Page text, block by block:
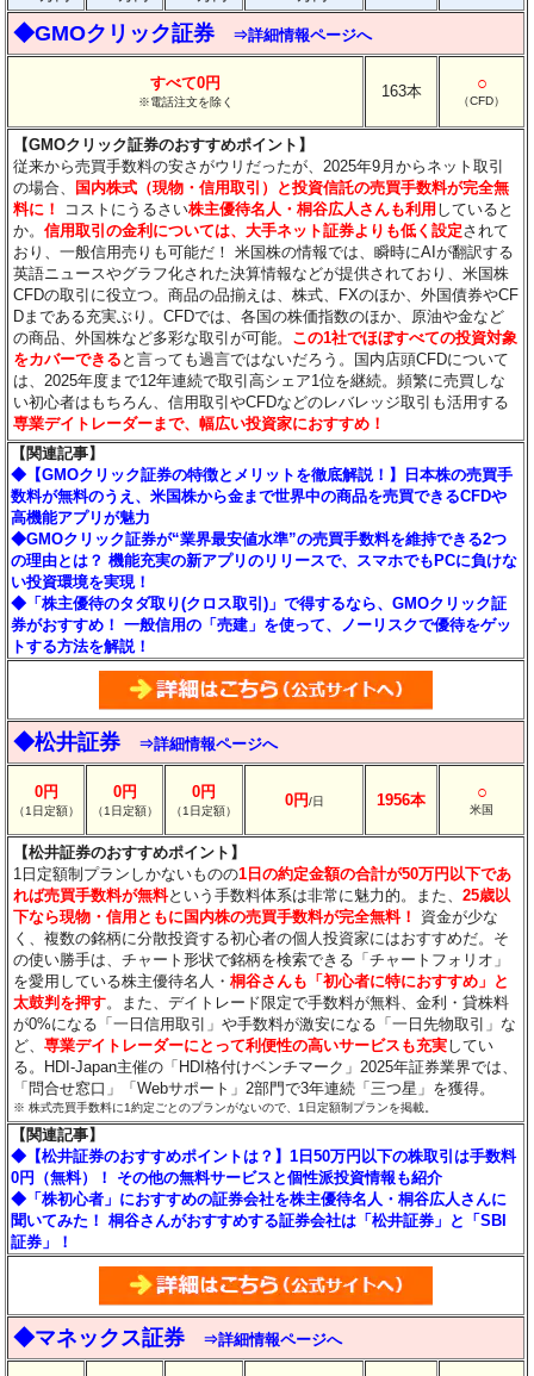
◆GMOクリック証券 ⇒詳細情報ページへ
すべて0円
※電話注文を除く
163本 ○
（CFD）
【GMOクリック証券のおすすめポイント】
従来から売買手数料の安さがウリだったが、2025年9月からネット取引
の場合、
国内株式（現物・信用取引）と投資信託の売買手数料が完全無
料に！
コストにうるさい株主優待名人・桐谷広人さんも利用 していると
か。信用取引の金利については、大手ネット証券よりも低く設定されて
おり、一般信用売りも可能だ！ 米国株の情報では、瞬時にAIが翻訳する
英語ニュースやグラフ化された決算情報などが提供されており、米国株
CFDの取引に役立つ。商品の品揃えは、株式、FXのほか、外国債券やCF
Dまである充実ぶり。CFDでは、各国の株価指数のほか、原油や金など
の商品、外国株など多彩な取引が可能。 この1社でほぼすべての投資対象
をカバーできる と言っても過言ではないだろう。国内店頭CFDについて
は、2025年度まで12年連続で取引高シェア1位を継続。頻繁に売買しな
い初心者はもちろん、信用取引やCFDなどのレバレッジ取引も活用する
専業デイトレーダーまで、幅広い投資家におすすめ！
【関連記事】
◆【GMOクリック証券の特徴とメリットを徹底解説！】日本株の売買手
数料が無料のうえ、米国株から金まで世界中の商品を売買できるCFDや
高機能アプリが魅力
◆GMOクリック証券が“業界最安値水準”の売買手数料を維持できる2つ
の理由とは？ 機能充実の新アプリのリリースで、スマホでもPCに負けな
い投資環境を実現！
◆「株主優待のタダ取り(クロス取引)」で得するなら、GMOクリック証
券がおすすめ！ 一般信用の「売建」を使って、ノーリスクで優待をゲッ
トする方法を解説！
◆松井証券 ⇒詳細情報ページへ
0円
（1日定額）
0円
（1日定額）
0円
（1日定額）
0円/日 1956本 ○
米国
【松井証券のおすすめポイント】
1日定額制プランしかないものの1日の約定金額の合計が50万円以下であ
れば売買手数料が無料という手数料体系は非常に魅力的。また、25歳以
下なら現物・信用ともに国内株の売買手数料が完全無料！
資金が少な
く、複数の銘柄に分散投資する初心者の個人投資家にはおすすめだ。そ
の使い勝手は、チャート形状で銘柄を検索できる「チャートフォリオ」
を愛用している株主優待名人・桐谷さんも「初心者に特におすすめ」と
太鼓判を押す。また、デイトレード限定で手数料が無料、金利・貸株料
が0%になる「一日信用取引」や手数料が激安になる「一日先物取引」な
ど、専業デイトレーダーにとって利便性の高いサービスも充実してい
る。HDI-Japan主催の「HDI格付けベンチマーク」2025年証券業界では、
「問合せ窓口」「Webサポート」2部門で3年連続「三つ星」を獲得。
※ 株式売買手数料に1約定ごとのプランがないので、1日定額制プランを掲載。
【関連記事】
◆【松井証券のおすすめポイントは？】1日50万円以下の株取引は手数料
0円（無料）！ その他の無料サービスと個性派投資情報も紹介
◆「株初心者」におすすめの証券会社を株主優待名人・桐谷広人さんに
聞いてみた！ 桐谷さんがおすすめする証券会社は「松井証券」と「SBI
証券」！
◆マネックス証券 ⇒詳細情報ページへ